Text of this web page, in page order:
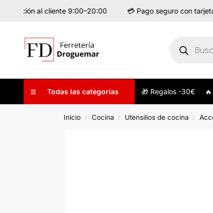
al cliente 9:00–20:00 💳 Pago seguro con tarjeta y
Todas las categorías 🎁 Regalos -30€
Inicio / Cocina / Utensilios de cocina /